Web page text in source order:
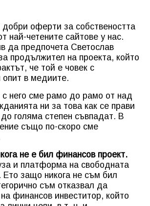
добри оферти за собствеността
най-четените сайтове у нас.
да предпочета Светослав
продължител на проекта, който
че той е човек с
в медиите.
него сме рамо до рамо от над
ни за това как се прави
голяма степен съвпадат. В
също по-скоро сме
не е бил финансов проект.
и платформа на свободната
Ето защо никога не съм бил
съм отказвал да
финансов инвеститор, който